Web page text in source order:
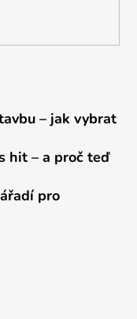
– jak vybrat
hit – a proč teď
pro